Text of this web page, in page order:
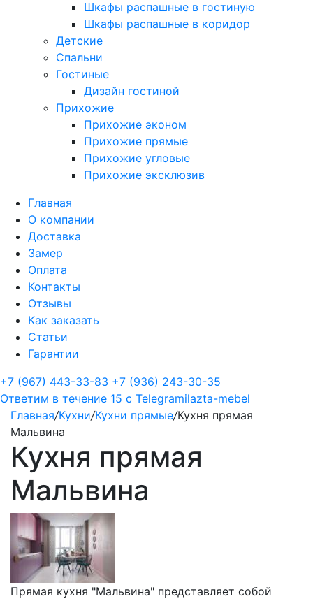
Шкафы распашные в гостиную
Шкафы распашные в коридор
Детские
Спальни
Гостиные
Дизайн гостиной
Прихожие
Прихожие эконом
Прихожие прямые
Прихожие угловые
Прихожие эксклюзив
Главная
О компании
Доставка
Замер
Оплата
Контакты
Отзывы
Как заказать
Статьи
Гарантии
+7 (967) 443-33-83 +7 (936) 243-30-35
Ответим в течение 15 с Telegramilazta-mebel
Главная/Кухни/Кухни прямые/Кухня прямая
Мальвина
Кухня прямая
Мальвина
Прямая кухня "Мальвина" представляет собой